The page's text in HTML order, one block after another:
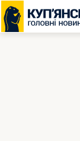
Перейти
до
вмісту